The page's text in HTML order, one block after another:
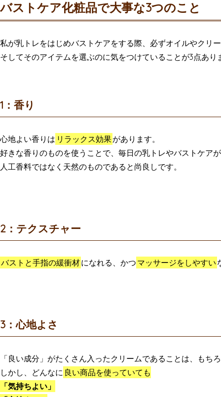
バストケア化粧品で大事な3つのこと
私が乳トレをはじめバストケアをする際、必ずオイルやクリ
そしてそのアイテムを選ぶのに気をつけていることが3点あり
1：香り
心地よい香りは リラックス効果があります。
好きな香りのものを使うことで、毎日の乳トレやバストケアが
人工香料ではなく天然のものであると尚良しです。
2：テクスチャー
バストと手指の緩衝材になれる、かつ マッサージをしやすい
3：心地よさ
「良い成分」がたくさん入ったクリームであることは、もち
しかし、どんなに 良い商品を使っていても
「気持ちよい」